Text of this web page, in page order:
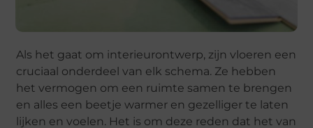
Als het gaat om interieurontwerp, zijn vloeren een
cruciaal onderdeel van elk schema. Ze hebben
het vermogen om een ​​ruimte samen te brengen
en alles een beetje warmer en gezelliger te laten
lijken en voelen. Het is om deze reden dat het van